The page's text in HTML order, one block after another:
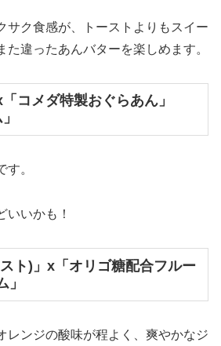
サク食感が、トーストよりもスイー
た違ったあんバターを楽しめます。
コメダ特製おぐらあん」
。
いいかも！
スト)」x「オリゴ糖配合フルー
レンジの酸味が程よく、爽やかなジ